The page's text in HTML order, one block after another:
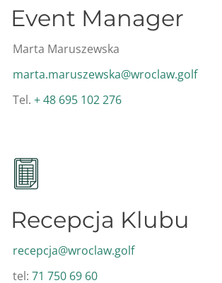
Recepcja Klubu
recepcja@wroclaw.golf
tel: 71 750 69 60
Event Manager
Marta Maruszewska
marta.maruszewska@wroclaw.golf
Tel. + 48 695 102 276